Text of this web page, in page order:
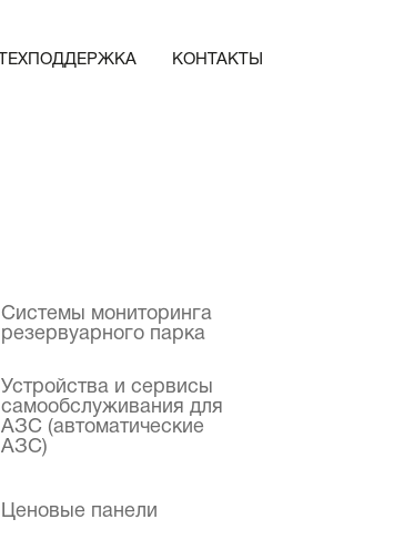
ТЕХПОДДЕРЖКА КОНТАКТЫ
Системы мониторинга
резервуарного парка
Устройства и сервисы
самообслуживания для
АЗС (автоматические
АЗС)
Ценовые панели